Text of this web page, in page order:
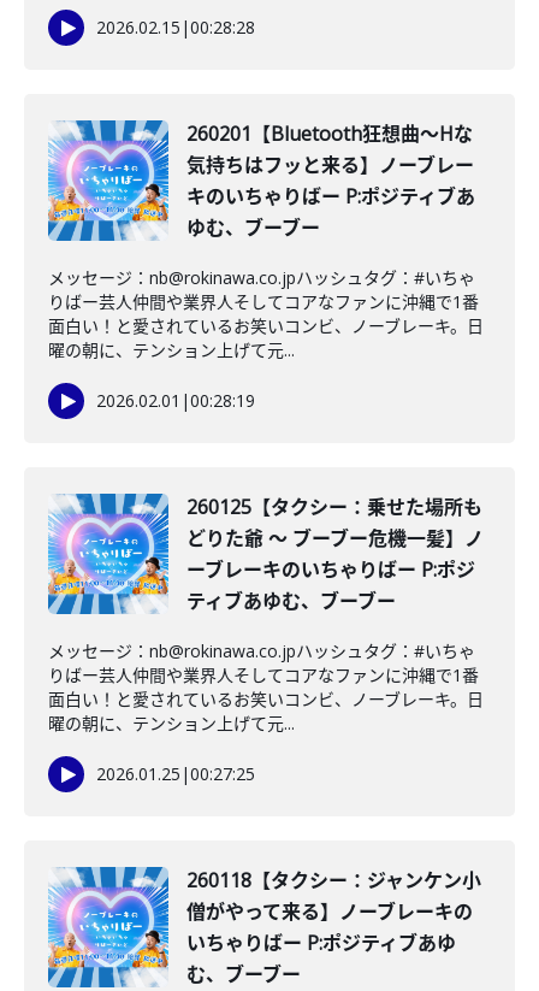
2026.02.15 |00:28:28
260201【Bluetooth狂想曲〜Hな
気持ちはフッと来る】ノーブレー
キのいちゃりばー P:ポジティブあ
ゆむ、ブーブー
メッセージ：nb@rokinawa.co.jpハッシュタグ：#いちゃ
りばー芸人仲間や業界人そしてコアなファンに沖縄で1番
面白い！と愛されているお笑いコンビ、ノーブレーキ。日
曜の朝に、テンション上げて元...
2026.02.01 |00:28:19
260125【タクシー：乗せた場所も
どりた爺 〜 ブーブー危機一髪】ノ
ーブレーキのいちゃりばー P:ポジ
ティブあゆむ、ブーブー
メッセージ：nb@rokinawa.co.jpハッシュタグ：#いちゃ
りばー芸人仲間や業界人そしてコアなファンに沖縄で1番
面白い！と愛されているお笑いコンビ、ノーブレーキ。日
曜の朝に、テンション上げて元...
2026.01.25 |00:27:25
260118【タクシー：ジャンケン小
僧がやって来る】ノーブレーキの
いちゃりばー P:ポジティブあゆ
む、ブーブー